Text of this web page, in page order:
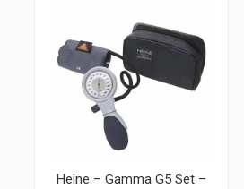
Heine – Gamma G5 Set –